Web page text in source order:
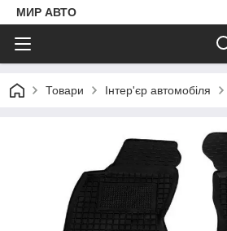
МИР АВТО
Товари Інтер'єр автомобіля